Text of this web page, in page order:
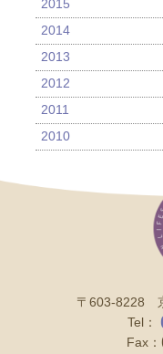
2015
2014
2013
2012
2011
2010
〒603-8228
Tel：
Fax：